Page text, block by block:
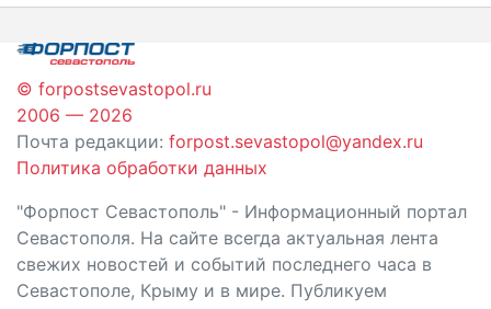
© forpostsevastopol.ru
2006 — 2026
Почта редакции: forpost.sevastopol@yandex.ru
Политика обработки данных
"Форпост Севастополь" - Информационный портал
Севастополя. На сайте всегда актуальная лента
свежих новостей и событий последнего часа в
Севастополе, Крыму и в мире. Публикуем